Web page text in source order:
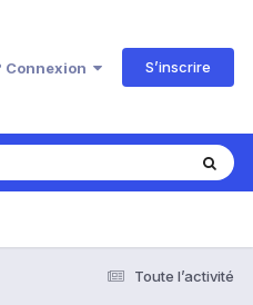
Connexion S’inscrire
Toute l’activité